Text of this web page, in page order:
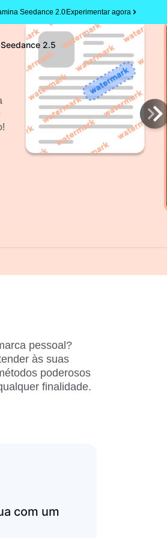
Seedance 2.0Experimentar agora
2.5
pessoal?
às suas
poderosos
finalidade.
com um